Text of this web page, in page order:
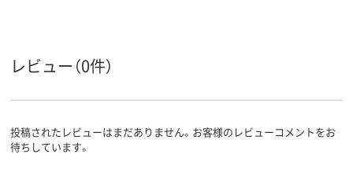
レビュー（0件）
投稿されたレビューはまだありません。お客様のレビューコメントをお
待ちしています。